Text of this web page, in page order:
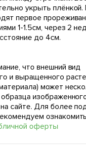
укрыть плёнкой.
первое
1-1.5см, через 2
до 4см.
что внешний вид
и выращенного
может
сайте. Для более
оферты